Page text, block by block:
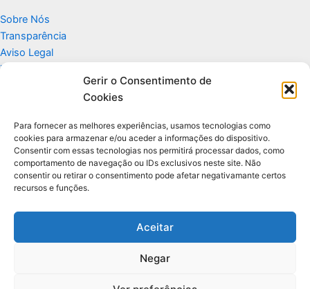
Gerir o Consentimento de
Cookies
Para fornecer as melhores experiências, usamos tecnologias como
cookies para armazenar e/ou aceder a informações do dispositivo.
Consentir com essas tecnologias nos permitirá processar dados, como
comportamento de navegação ou IDs exclusivos neste site. Não
consentir ou retirar o consentimento pode afetar negativamante certos
recursos e funções.
Aceitar
Negar
Sobre Nós
Transparência
Aviso Legal
Termos de Uso
Politicas de Privacidade e Cookies
Apoio
Glossário de Tecnologia
Portal editorial independente sobre tecnologia, PC Gamer e guias
© 2026 Para Você Fazer - Desenvolvido por